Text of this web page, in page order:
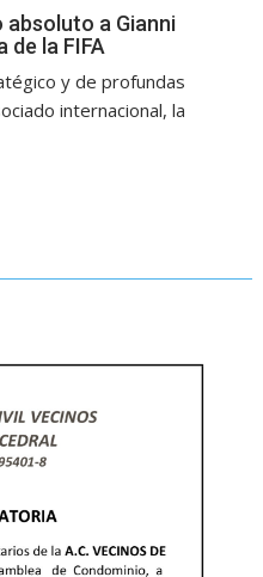
absoluto a Gianni
la FIFA
y de profundas
internacional, la